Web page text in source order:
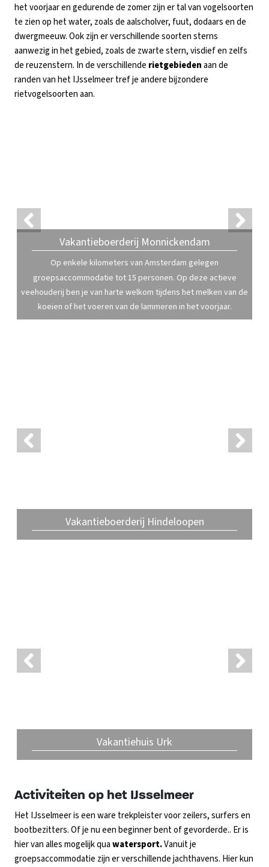
het voorjaar en gedurende de zomer zijn er tal van vogelsoorten
te zien op het water, zoals de aalscholver, fuut, dodaars en de
dwergmeeuw. Ook zijn er verschillende soorten sterns
aanwezig in het gebied, zoals de zwarte stern, visdief en zelfs
de reuzenstern. In de verschillende rietgebiedenaan de
randen van het IJsselmeer tref je andere bijzondere
rietvogelsoorten aan.
Vakantieboerderij Monnickendam
Op enkele kilometers van Amsterdam gelegen
groepsaccommodatie tot 15 personen. Op deze actieve
veehouderij ben je van harte welkom tijdens het melken van de
koeien of het voeren van de lammeren in het voorjaar.
ous
Vakantieboerderij Hindeloopen
Vakantiehuis Urk
Activiteiten op het IJsselmeer
Het IJsselmeer is een ware trekpleister voor zeilers, surfers en
bootbezitters. Of je nu een beginner bent of gevorderde.. Er is
hier van alles mogelijk quawatersport.Vanuit je
groepsaccommodatie zijn er verschillende jachthavens. Hier kun